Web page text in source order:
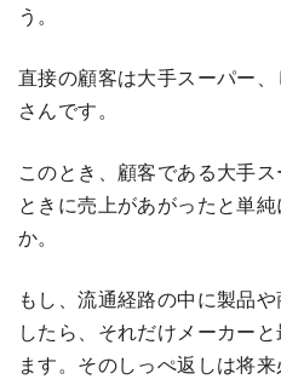
う。
直接の顧客は大手スーパー
さんです。
このとき、顧客である大手
ときに売上があがったと単
か。
もし、流通経路の中に製品
したら、それだけメーカー
ます。そのしっぺ返しは将来